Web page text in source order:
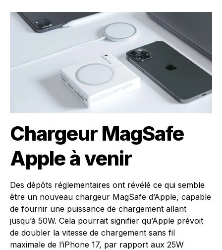
Chargeur MagSafe
Apple à venir
Des dépôts réglementaires ont révélé ce qui semble
être un nouveau chargeur MagSafe d’Apple, capable
de fournir une puissance de chargement allant
jusqu’à 50W. Cela pourrait signifier qu’Apple prévoit
de doubler la vitesse de chargement sans fil
maximale de l’iPhone 17, par rapport aux 25W